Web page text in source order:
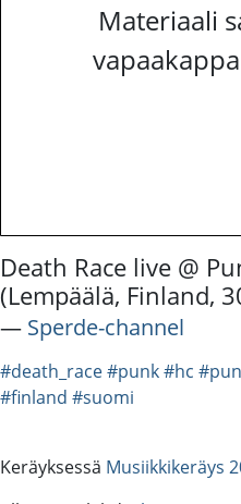
Materiaali
Death Race live @
(Lempäälä, Finland,
― Sperde-channel
#death_race#punk#hc
#finland #suomi
Keräyksessä Musiikkikeräys